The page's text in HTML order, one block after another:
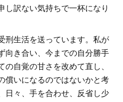
し訳ない気持ちで一杯になり
刑生活を送っています。私が
向き合い、今までの自分勝手
の自覚の甘さを改めて直し、
償いになるのではないかと考
日々、手を合わせ、反省し少